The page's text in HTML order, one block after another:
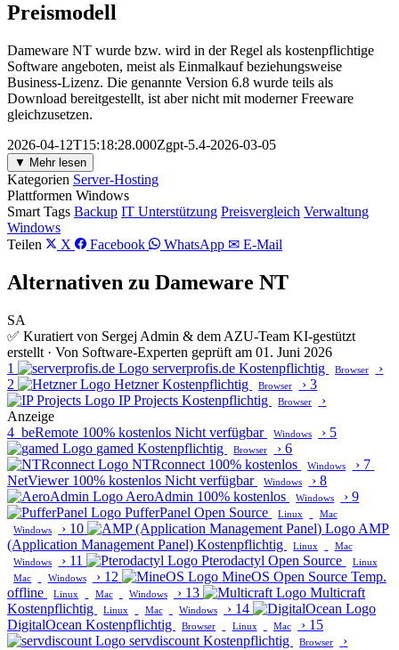
Preismodell
Dameware NT wurde bzw. wird in der Regel als kostenpflichtige
Software angeboten, meist als Einmalkauf beziehungsweise
Business-Lizenz. Die genannte Version 6.8 wurde teils als
Download bereitgestellt, ist aber nicht mit moderner Freeware
gleichzusetzen.
2026-04-12T15:18:28.000Zgpt-5.4-2026-03-05
▼ Mehr lesen
Kategorien Server-Hosting
Plattformen Windows
Smart Tags Backup IT Unterstützung Preisvergleich Verwaltung
Windows
Teilen
X Facebook WhatsApp ✉ E-Mail
Alternativen zu Dameware NT
SA
✅ Kuratiert von Sergej Admin & dem AZU-Team KI-gestützt
erstellt · Von Software-Experten geprüft am 01. Juni 2026
1
serverprofis.de Kostenpflichtig Browser
›
2
Hetzner Kostenpflichtig Browser › 3
IP Projects Kostenpflichtig Browser
›
Anzeige
4 beRemote 100% kostenlos Nicht verfügbar Windows › 5
gamed Kostenpflichtig Browser › 6
NTRconnect 100% kostenlos Windows › 7
NetViewer 100% kostenlos Nicht verfügbar Windows › 8
AeroAdmin 100% kostenlos Windows › 9
PufferPanel Open Source Linux
Mac
Windows
› 10
AMP
(Application Management Panel) Kostenpflichtig Linux
Mac
Windows
› 11 Pterodactyl Open Source
Linux
Mac
Windows › 12 MineOS Open Source Temp.
offline
Linux Mac Windows › 13
Multicraft
Kostenpflichtig
Linux Mac Windows › 14
DigitalOcean Kostenpflichtig Browser Linux Mac › 15
servdiscount Kostenpflichtig Browser ›